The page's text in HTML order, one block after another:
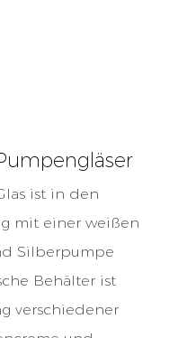
ist in den
mit einer weißen
Silberpumpe
Behälter ist
verschiedener